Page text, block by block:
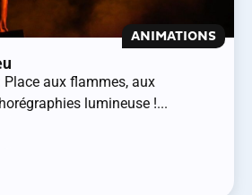
ANIMATIONS
Place aux flammes, aux
lumineuse !...